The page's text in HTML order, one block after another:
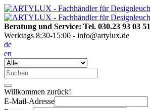
Beratung und Service: Tel. 030.23 93 03 51
Werktags 8:30-15:00 - info@artylux.de
de
en
Willkommen zurück!
E-Mail-Adresse